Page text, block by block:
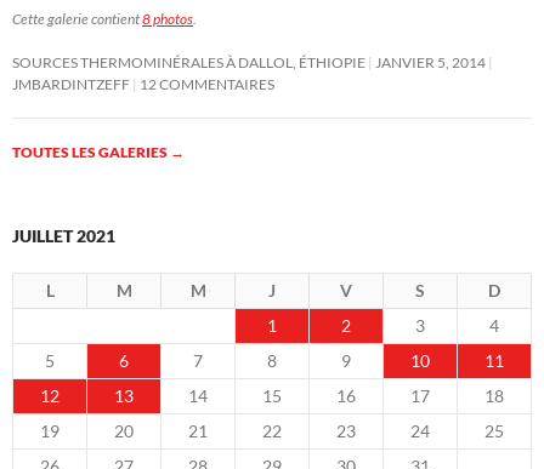
Cette galerie contient8 photos.
SOURCES THERMOMINÉRALES À DALLOL, ÉTHIOPIE JANVIER 5, 2014
JMBARDINTZEFF 12 COMMENTAIRES
TOUTES LES GALERIES →
JUILLET 2021
L M M J V S
D
1
2 3
4
5
6 7 8 9 10
11
12
13 14 15 16 17
18
19
20 21 22 23 24
25